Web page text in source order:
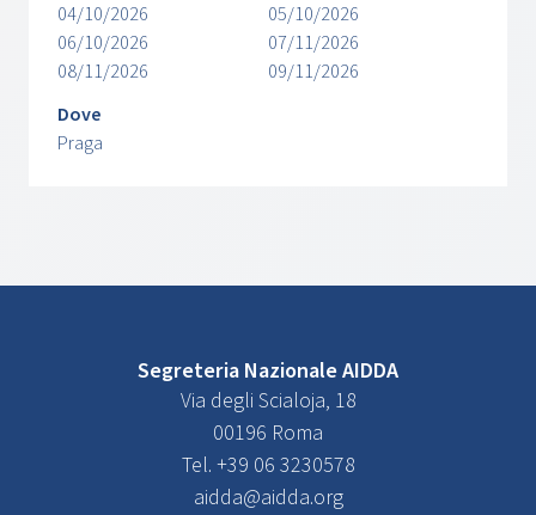
04/10/2026
05/10/2026
06/10/2026
07/11/2026
08/11/2026
09/11/2026
Dove
Praga
Segreteria Nazionale AIDDA
Via degli Scialoja, 18
00196 Roma
Tel. +39 06 3230578
aidda@aidda.org